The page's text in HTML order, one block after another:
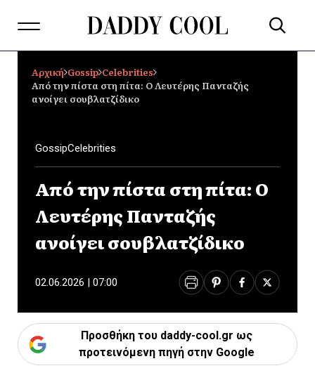
Αρχική Gossip Celebrities
Από την πίστα στη πίτα: Ο Λευτέρης Πανταζής
ανοίγει σουβλατζίδικο
GossipCelebrities
Από την πίστα στη πίτα: Ο
Λευτέρης Πανταζής
ανοίγει σουβλατζίδικο
02.06.2026 | 07:00
Προσθήκη του daddy-cool.gr ως
προτεινόμενη πηγή στην Google